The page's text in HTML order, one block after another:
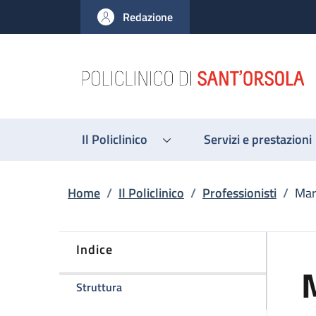
al contenuto principale
to footer content
Redazione
Il Policlinico Servizi e prestazioni
Briciole di pane
Home / Il Policlinico / Professionisti /
Indice
Strutturadella pagina Maria Santoro